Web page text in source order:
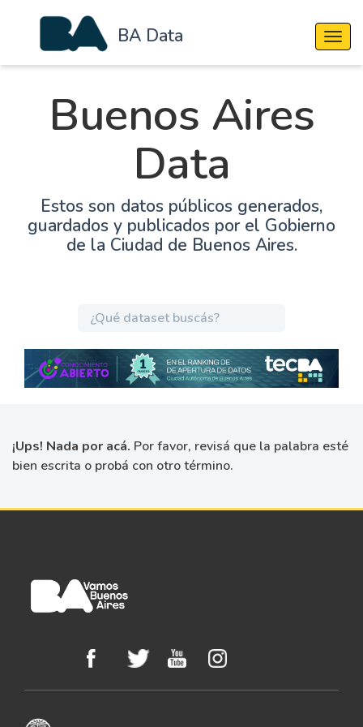
BA Data
Buenos Aires
Data
Estos son datos públicos generados,
guardados y publicados por el Gobierno
de la Ciudad de Buenos Aires.
¡Ups! Nada por acá. Por favor, revisá que la palabra esté
bien escrita o probá con otro término.